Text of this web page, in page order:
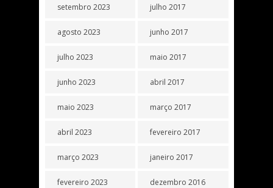
setembro 2023
agosto 2023
julho 2023
junho 2023
maio 2023
abril 2023
março 2023
fevereiro 2023
julho 2017
junho 2017
maio 2017
abril 2017
março 2017
fevereiro 2017
janeiro 2017
dezembro 2016